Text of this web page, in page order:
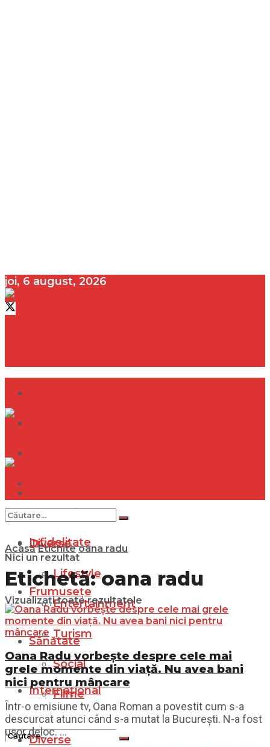
joi, 6 august, 2026
Internațional
Diverse
Lifestyle
Entertainment
Turism
Social
Filme
Infidelitate
Frumusețe
Sănătate
Internațional
Diverse
Nici un rezultat
Vizualizați toate rezultatele
Acasă Etichite oana radu
Etichetă:oana radu
Oana Radu vorbește despre cele mai
grele momente din viață. Nu avea bani
nici pentru mâncare
Într-o emisiune tv, Oana Roman a povestit cum s-a
descurcat atunci când s-a mutat la București. N-a fost
ușor deloc. ...